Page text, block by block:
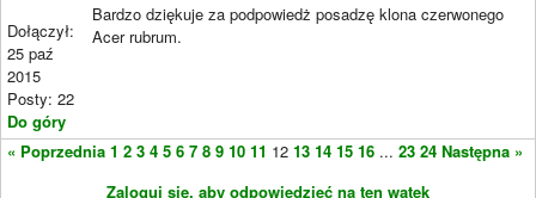
Dołączył:
25 paź
2015
Posty: 22
Do góry
Bardzo dziękuje za podpowiedż posadzę klona czerwonego
Acer rubrum.
« Poprzednia 1 2 3 4 5 6 7 8 9 10 11 12 13 14 15 16 ... 23 24 Następna »
Zaloguj się, aby odpowiedzieć na ten wątek